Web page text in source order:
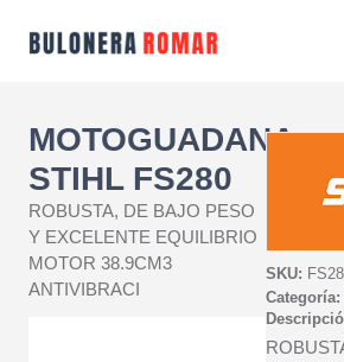
MOTOGUADANA
STIHL FS280
ROBUSTA, DE BAJO PESO
Y EXCELENTE EQUILIBRIO
MOTOR 38.9CM3
ANTIVIBRACI
SKU:
Categoría: